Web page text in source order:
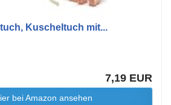
Kuscheltuch mit...
7,19 EUR
bei Amazon ansehen